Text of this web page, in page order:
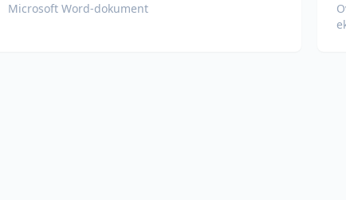
Microsoft Word-dokument